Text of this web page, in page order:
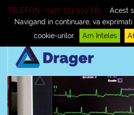
Telefon : +(40) 723 039 681
Termeni si conditii
TELEFON : +(40) 723 039 681
Acest
Navigand in continuare, va
cookie-urilor.
Am Inteles